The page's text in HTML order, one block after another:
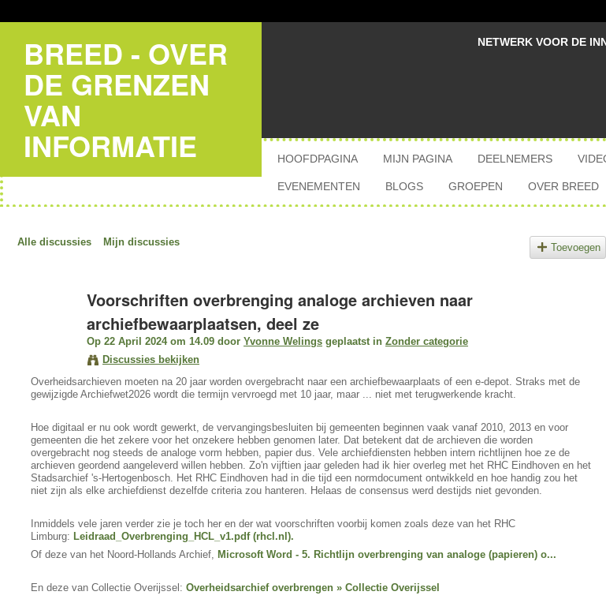
BREED - OVER
DE GRENZEN
VAN
INFORMATIE
NETWERK VOOR DE
HOOFDPAGINA MIJN PAGINA DEELNEMERS
EVENEMENTEN BLOGS GROEPEN OVER BREED
Alle discussies Mijn discussies Toevoegen
Voorschriften overbrenging analoge archieven naar
archiefbewaarplaatsen, deel ze
Op 22 April 2024 om 14.09 door Yvonne Welings geplaatst in Zonder categorie
Discussies bekijken
Overheidsarchieven moeten na 20 jaar worden overgebracht naar een archiefbewaarplaats of een e-depot. Straks met de
gewijzigde Archiefwet2026 wordt die termijn vervroegd met 10 jaar, maar ... niet met terugwerkende kracht.
Hoe digitaal er nu ook wordt gewerkt, de vervangingsbesluiten bij gemeenten beginnen vaak vanaf 2010, 2013 en voor
gemeenten die het zekere voor het onzekere hebben genomen later. Dat betekent dat de archieven die worden
overgebracht nog steeds de analoge vorm hebben, papier dus. Vele archiefdiensten hebben intern richtlijnen hoe ze de
archieven geordend aangeleverd willen hebben. Zo'n vijftien jaar geleden had ik hier overleg met het RHC Eindhoven en het
Stadsarchief 's-Hertogenbosch. Het RHC Eindhoven had in die tijd een normdocument ontwikkeld en hoe handig zou het
niet zijn als elke archiefdienst dezelfde criteria zou hanteren. Helaas de consensus werd destijds niet gevonden.
Inmiddels vele jaren verder zie je toch her en der wat voorschriften voorbij komen zoals deze van het RHC
Limburg: Leidraad_Overbrenging_HCL_v1.pdf (rhcl.nl).
Of deze van het Noord-Hollands Archief, Microsoft Word - 5. Richtlijn overbrenging van analoge (papieren) o...
En deze van Collectie Overijssel: Overheidsarchief overbrengen » Collectie Overijssel